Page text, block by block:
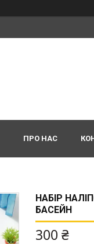
ПРО НАС
НАБІР
БАСЕЙН
300 ₴